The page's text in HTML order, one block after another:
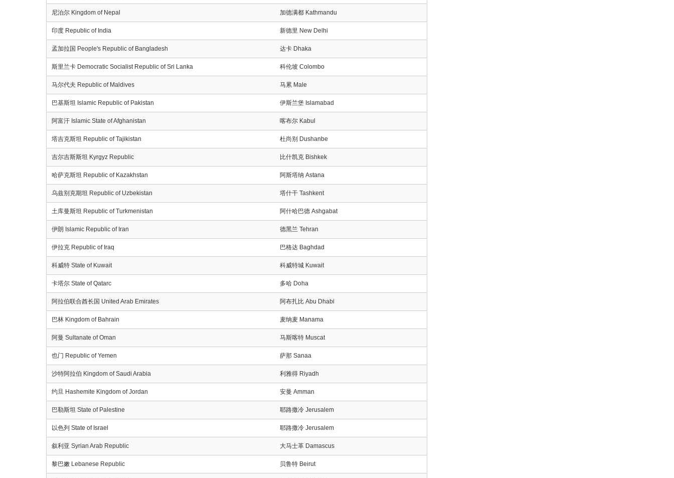
尼泊尔 Kingdom of Nepal 加德满都 Kathmandu
印度 Republic of India 新德里 New Delhi
孟加拉国 People's Republic of Bangladesh 达卡 Dhaka
斯里兰卡 Democratic Socialist Republic of Sri Lanka 科伦坡 Colombo
马尔代夫 Republic of Maldives 马累 Male
巴基斯坦 Islamic Republic of Pakistan 伊斯兰堡 Islamabad
阿富汗 Islamic State of Afghanistan 喀布尔 Kabul
塔吉克斯坦 Republic of Tajikistan 杜尚别 Dushanbe
吉尔吉斯斯坦 Kyrgyz Republic 比什凯克 Bishkek
哈萨克斯坦 Republic of Kazakhstan 阿斯塔纳 Astana
乌兹别克期坦 Republic of Uzbekistan 塔什干 Tashkent
土库曼斯坦 Republic of Turkmenistan 阿什哈巴德 Ashgabat
伊朗 Islamic Republic of Iran 德黑兰 Tehran
伊拉克 Republic of Iraq 巴格达 Baghdad
科威特 State of Kuwait 科威特城 Kuwait
卡塔尔 State of Qatarc 多哈 Doha
阿拉伯联合酋长国 United Arab Emirates 阿布扎比 Abu Dhabi
巴林 Kingdom of Bahrain 麦纳麦 Manama
阿曼 Sultanate of Oman 马斯喀特 Muscat
也门 Republic of Yemen 萨那 Sanaa
沙特阿拉伯 Kingdom of Saudi Arabia 利雅得 Riyadh
约旦 Hashemite Kingdom of Jordan 安曼 Amman
巴勒斯坦 State of Palestine 耶路撒冷 Jerusalem
以色列 State of Israel 耶路撒冷 Jerusalem
叙利亚 Syrian Arab Republic 大马士革 Damascus
黎巴嫩 Lebanese Republic 贝鲁特 Beirut